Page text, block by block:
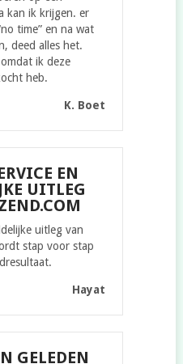
kan ik krijgen. er
time” en na wat
deed alles het.
ik deze
heb.
K. Boet
EN
UITLEG
uitleg van
stap voor stap
Hayat
GELEDEN